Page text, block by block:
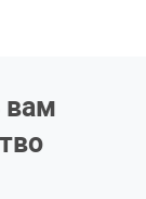
вам